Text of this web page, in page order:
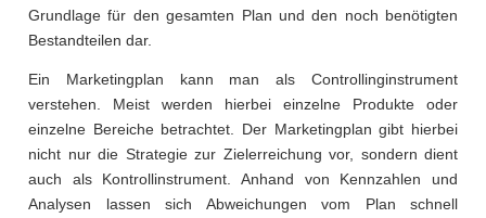
Grundlage für den gesamten Plan und den noch benötigten
Bestandteilen dar.
Ein Marketingplan kann man als Controllinginstrument
verstehen. Meist werden hierbei einzelne Produkte oder
einzelne Bereiche betrachtet. Der Marketingplan gibt hierbei
nicht nur die Strategie zur Zielerreichung vor, sondern dient
auch als Kontrollinstrument. Anhand von Kennzahlen und
Analysen lassen sich Abweichungen vom Plan schnell